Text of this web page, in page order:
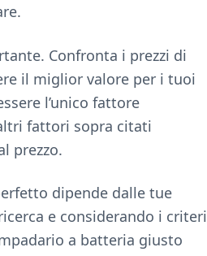
Confronta i prezzi di
il miglior valore per i tuoi
l’unico fattore
fattori sopra citati
prezzo.
dipende dalle tue
e considerando i criteri
a batteria giusto